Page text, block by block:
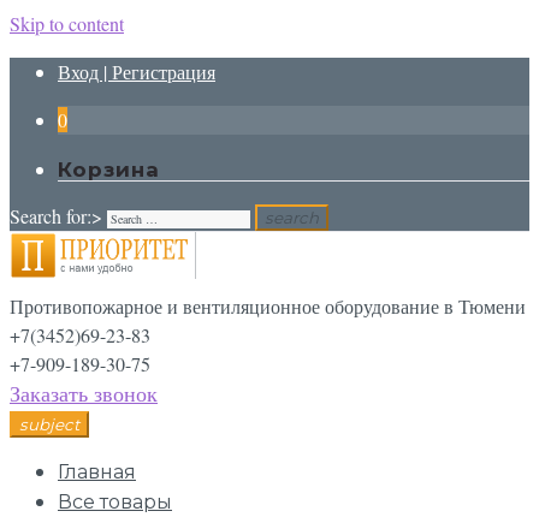
Skip to content
Вход | Регистрация
0
Корзина
Search for:> search
Противопожарное и вентиляционное оборудование в Тюмени
+7(3452)69-23-83
+7-909-189-30-75
Заказать звонок
subject
Главная
Все товары